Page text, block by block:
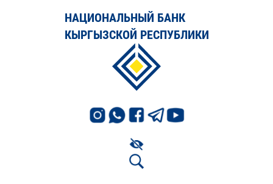
НАЦИОНАЛЬНЫЙ БАНК
КЫРГЫЗСКОЙ РЕСПУБЛИКИ